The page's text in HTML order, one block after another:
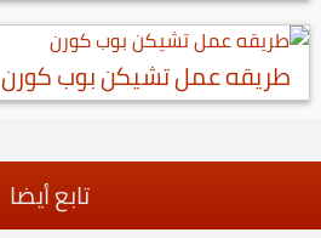
طريقه عمل تشيكن بوب كورن
تابع أيضا